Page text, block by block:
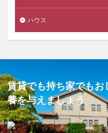
ハウス
賃貸でも持ち家でも
養を与えましょう